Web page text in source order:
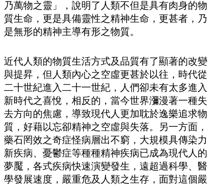
乃萬物之靈」，說明了人類不但是具有肉身的物
質生命，更是具備靈性之精神生命，更甚者，乃
是無形的精神主導有形之物質。
近代人類的物質生活方式及品質有了顯著的改變
與提昇，但人類內心之空虛更甚於以往，時代從
二十世紀進入二十一世紀，人們卻未有太多進入
新時代之喜悅，相反的，當今世界瀰漫著一種失
去方向的焦慮，導致現代人更加耽於逸樂追求物
質，好藉以忘卻精神之空虛與失落。另一方面，
藥石罔效之奇症怪病層出不窮，大規模具傳染力
新疾病、憂鬱症等種種精神疾病已成為現代人的
夢魘，各式疾病快速演變發生，遠超過科學、醫
學發展速度，嚴重危及人類之生存，面對這個嚴